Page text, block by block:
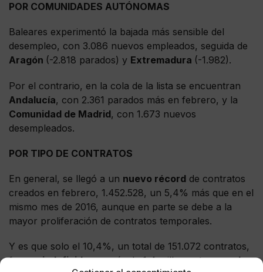
POR COMUNIDADES AUTÓNOMAS
Baleares experimentó la bajada más sensible del
desempleo, con 3.086 nuevos empleados, seguida de
Aragón (-2.818 parados) y Extremadura (-1.982).
Por el contrario, en la cola de la lista se encuentran
Andalucía, con 2.361 parados más en febrero, y la
Comunidad de Madrid, con 1.673 nuevos
desempleados.
POR TIPO DE CONTRATOS
En general, se llegó a un nuevo récord de contratos
creados en febrero, 1.452.528, un 5,4% más que en el
mismo mes de 2016, aunque en parte se debe a la
mayor proliferación de contratos temporales.
Y es que solo el 10,4%, un total de 151.072 contratos,
fueronindefinidos, y más de 1,4 millonestemporales.